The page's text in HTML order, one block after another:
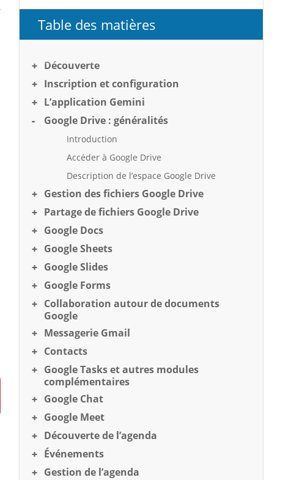
Table des matières
Découverte
Inscription et configuration
L’application Gemini
Google Drive : généralités
Introduction
Accéder à Google Drive
Description de l’espace Google Drive
Gestion des fichiers Google Drive
Partage de fichiers Google Drive
Google Docs
Google Sheets
Google Slides
Google Forms
Collaboration autour de documents
Google
Messagerie Gmail
Contacts
Google Tasks et autres modules
complémentaires
Google Chat
Google Meet
Découverte de l’agenda
Événements
Gestion de l’agenda